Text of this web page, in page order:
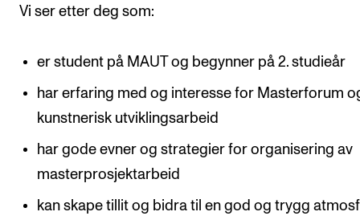
KONTAKTER
Kontaktpunkt
Studentutvalet SUT
Biblioteket
Organisasjon
Vi ser etter deg som:
er student på MAUT og begynner på 2. studieår
har erfaring med og interesse for Masterforum
kunstnerisk utviklingsarbeid
har gode evner og strategier for organisering av
masterprosjektarbeid
kan skape tillit og bidra til en god og trygg